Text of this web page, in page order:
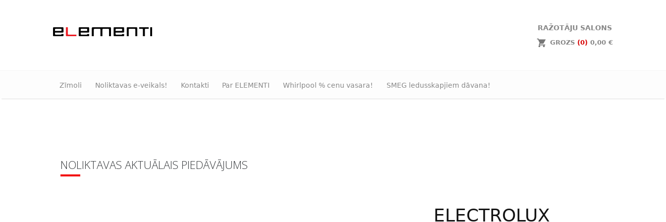
RAŽOTĀJU SALONS
GROZS (0) 0,00 €
Zīmoli Noliktavas e-veikals! Kontakti Par ELEMENTI Whirlpool % cenu vasara! SMEG ledusskapjiem dāvana!
NOLIKTAVAS AKTUĀLAIS PIEDĀVĀJUMS
ELECTROLUX